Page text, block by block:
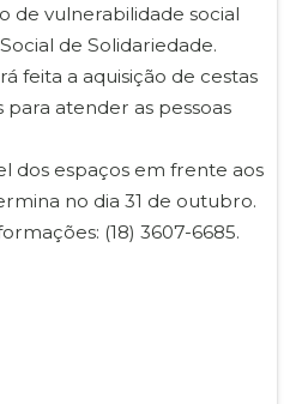
de vulnerabilidade social
de Solidariedade.
feita a aquisição de cestas
para atender as pessoas
dos espaços em frente aos
no dia 31 de outubro.
(18) 3607-6685.